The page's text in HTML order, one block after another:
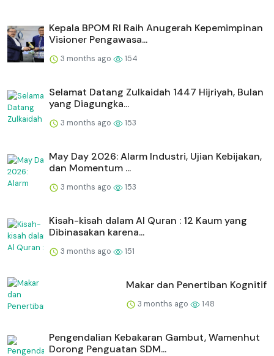
Kepala BPOM RI Raih Anugerah Kepemimpinan
Visioner Pengawasa...
3 months ago 154
Selamat Datang Zulkaidah 1447 Hijriyah, Bulan
yang Diagungka...
3 months ago 153
May Day 2026: Alarm Industri, Ujian Kebijakan,
dan Momentum ...
3 months ago 153
Kisah-kisah dalam Al Quran : 12 Kaum yang
Dibinasakan karena...
3 months ago 151
Makar dan Penertiban Kognitif
3 months ago 148
Pengendalian Kebakaran Gambut, Wamenhut
Dorong Penguatan SDM...